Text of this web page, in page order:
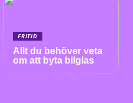
FRITID
Allt du behöver veta
om att byta bilglas